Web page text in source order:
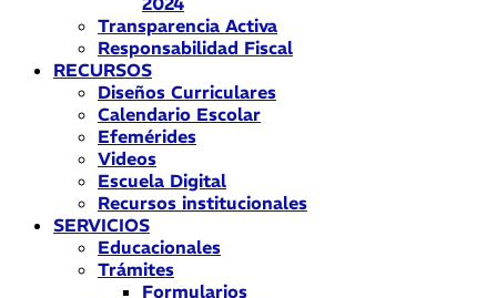
Transparencia Activa
Responsabilidad Fiscal
RECURSOS
Diseños Curriculares
Calendario Escolar
Efemérides
Videos
Escuela Digital
Recursos institucionales
SERVICIOS
Educacionales
Trámites
Formularios